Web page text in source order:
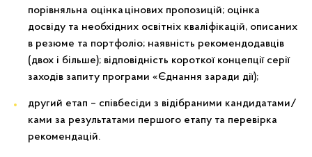
порівняльна оцінка цінових пропозицій; оцінка
досвіду та необхідних освітніх кваліфікацій, описаних
в резюме та портфоліо; наявність рекомендодавців
(двох і більше); відповідність короткої концепції серії
заходів запиту програми «Єднання заради дії);
другий етап – співбесіди з відібраними кандидатами/
ками за результатами першого етапу та перевірка
рекомендацій.